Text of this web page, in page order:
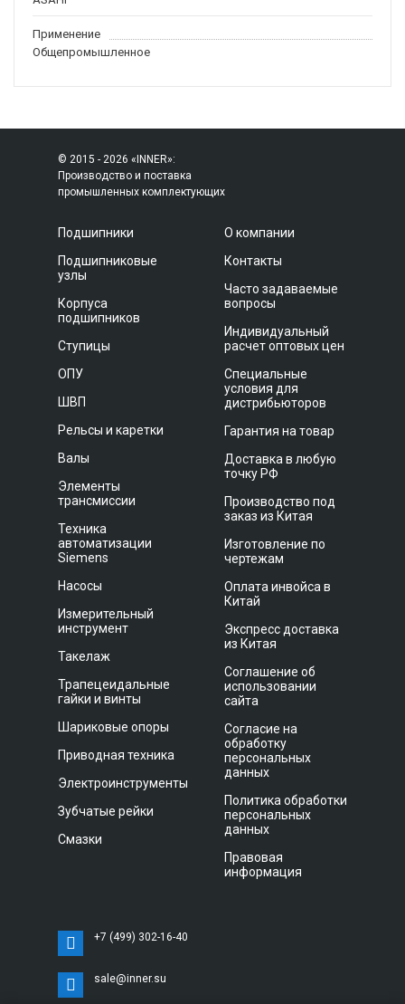
Применение
Общепромышленное
© 2015 - 2026 «INNER»:
Производство и поставка
промышленных комплектующих
Подшипники
Подшипниковые
узлы
Корпуса
подшипников
Ступицы
ОПУ
ШВП
Рельсы и каретки
Валы
Элементы
трансмиссии
Техника
автоматизации
Siemens
Насосы
Измерительный
инструмент
Такелаж
Трапецеидальные
гайки и винты
Шариковые опоры
Приводная техника
Электроинструменты
Зубчатые рейки
Смазки
О компании
Контакты
Часто задаваемые
вопросы
Индивидуальный
расчет оптовых цен
Специальные
условия для
дистрибьюторов
Гарантия на товар
Доставка в любую
точку РФ
Производство под
заказ из Китая
Изготовление по
чертежам
Оплата инвойса в
Китай
Экспресс доставка
из Китая
Соглашение об
использовании
сайта
Согласие на
обработку
персональных
данных
Политика обработки
персональных
данных
Правовая
информация
+7 (499) 302-16-40
sale@inner.su